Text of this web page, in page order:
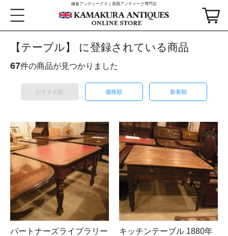
鎌倉アンティークス｜英国アンティーク専門店
【テーブル】 に登録されている商品
67件の商品が見つかりました
おすすめ順 価格順 新着順
パートナーズライブラリー
キッチンテーブル 1880年